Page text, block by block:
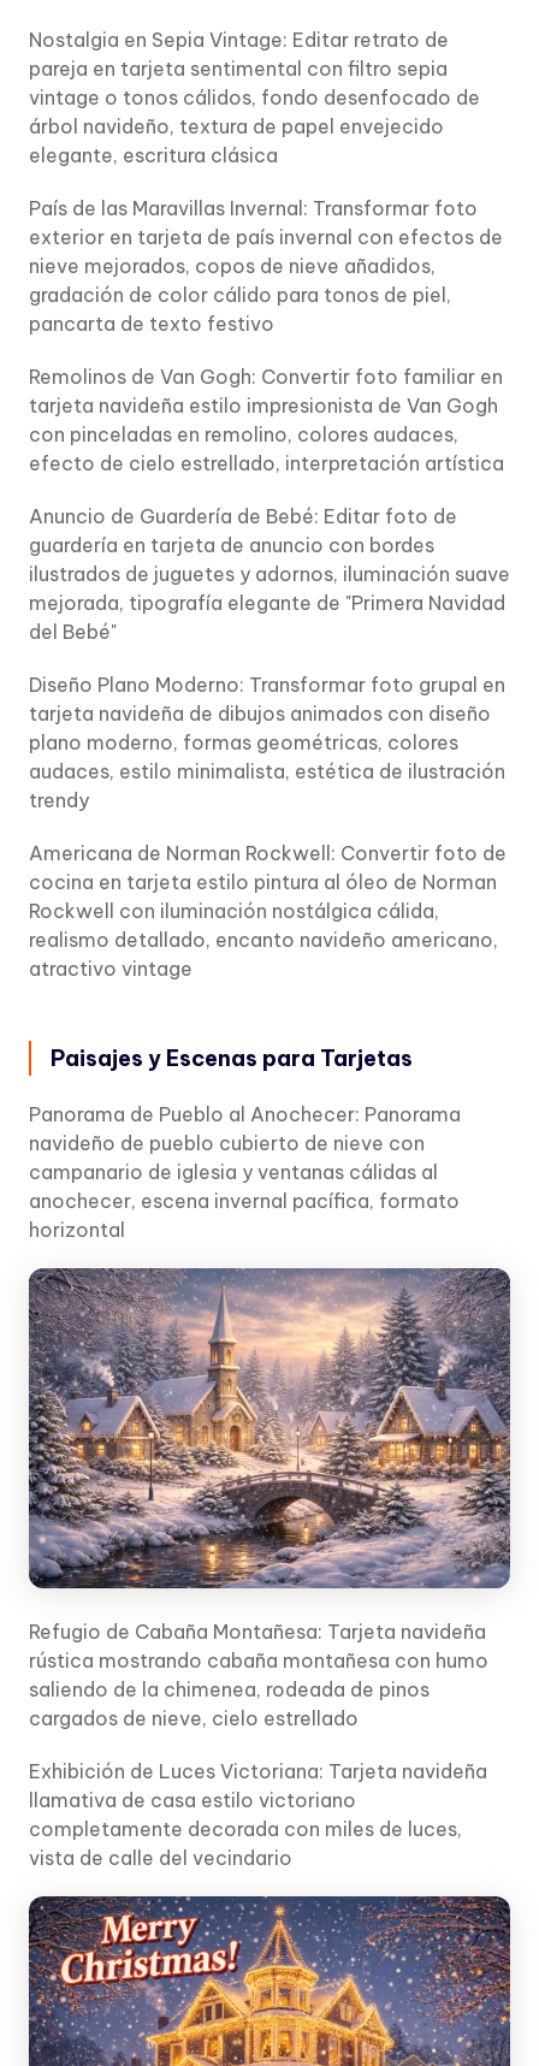
Nostalgia en Sepia Vintage: Editar retrato de
pareja en tarjeta sentimental con filtro sepia
vintage o tonos cálidos, fondo desenfocado de
árbol navideño, textura de papel envejecido
elegante, escritura clásica
País de las Maravillas Invernal: Transformar foto
exterior en tarjeta de país invernal con efectos de
nieve mejorados, copos de nieve añadidos,
gradación de color cálido para tonos de piel,
pancarta de texto festivo
Remolinos de Van Gogh: Convertir foto familiar en
tarjeta navideña estilo impresionista de Van Gogh
con pinceladas en remolino, colores audaces,
efecto de cielo estrellado, interpretación artística
Anuncio de Guardería de Bebé: Editar foto de
guardería en tarjeta de anuncio con bordes
ilustrados de juguetes y adornos, iluminación suave
mejorada, tipografía elegante de "Primera Navidad
del Bebé"
Diseño Plano Moderno: Transformar foto grupal en
tarjeta navideña de dibujos animados con diseño
plano moderno, formas geométricas, colores
audaces, estilo minimalista, estética de ilustración
trendy
Americana de Norman Rockwell: Convertir foto de
cocina en tarjeta estilo pintura al óleo de Norman
Rockwell con iluminación nostálgica cálida,
realismo detallado, encanto navideño americano,
atractivo vintage
Paisajes y Escenas para Tarjetas
Panorama de Pueblo al Anochecer: Panorama
navideño de pueblo cubierto de nieve con
campanario de iglesia y ventanas cálidas al
anochecer, escena invernal pacífica, formato
horizontal
Refugio de Cabaña Montañesa: Tarjeta navideña
rústica mostrando cabaña montañesa con humo
saliendo de la chimenea, rodeada de pinos
cargados de nieve, cielo estrellado
Exhibición de Luces Victoriana: Tarjeta navideña
llamativa de casa estilo victoriano
completamente decorada con miles de luces,
vista de calle del vecindario